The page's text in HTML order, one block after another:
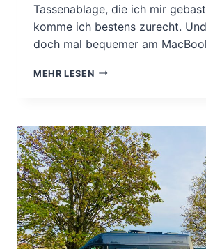
Tassenablage, die ich mir
komme ich bestens zurecht.
doch mal bequemer am
MEHR LESENNEUER
WESTFALIA
AMUNDSEN